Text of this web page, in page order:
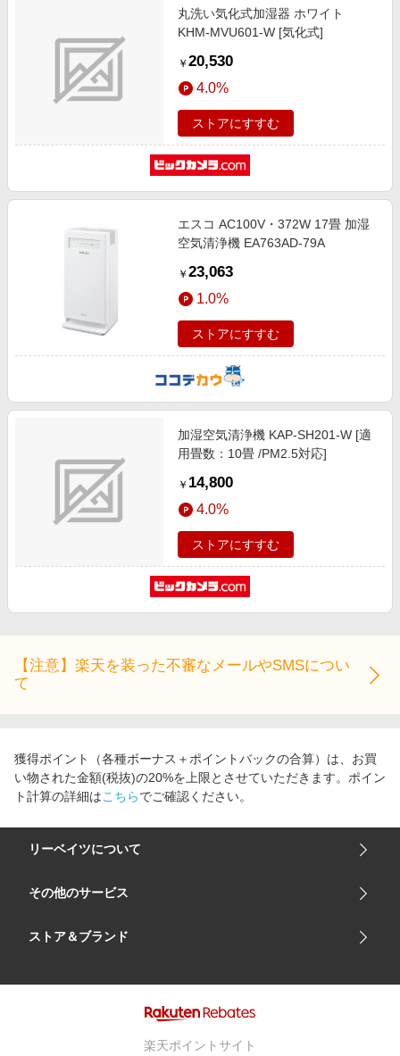
丸洗い気化式加湿器 ホワイト
KHM-MVU601-W [気化式]
￥ 20,530
4.0%
ストアにすすむ
エスコ AC100V・372W 17畳 加湿
空気清浄機 EA763AD-79A
￥ 23,063
1.0%
ストアにすすむ
加湿空気清浄機 KAP-SH201-W [適
用畳数：10畳 /PM2.5対応]
￥ 14,800
4.0%
ストアにすすむ
【注意】楽天を装った不審なメールやSMSについ
て
獲得ポイント（各種ボーナス＋ポイントバックの合算）は、お買
い物された金額(税抜)の20%を上限とさせていただきます。ポイン
ト計算の詳細はこちらでご確認ください。
リーベイツについて
会社概要
サイトマップ
リーベイツ ポイントアシスト
その他のサービス
楽天市場
ストア＆ブランド
楽天ポイントサイト